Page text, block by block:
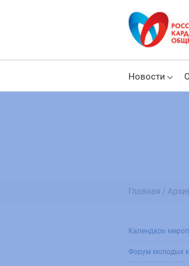
Новости
Главная /
Календарь
Форум молодых